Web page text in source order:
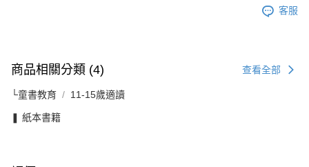
客服
商品相關分類 (4) 查看全部
└童書教育 11-15歲適讀
❚ 紙本書籍